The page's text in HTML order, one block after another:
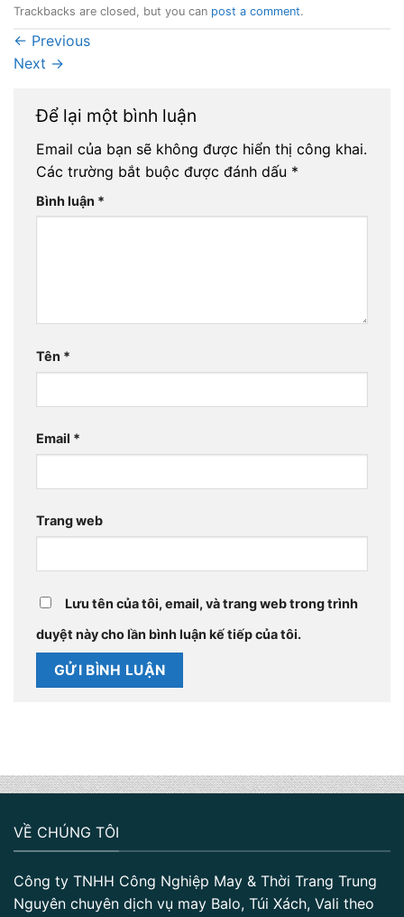
Trackbacks are closed, but you can post a comment.
← Previous
Next →
Để lại một bình luận
Email của bạn sẽ không được hiển thị công khai.
Các trường bắt buộc được đánh dấu *
Bình luận *
Tên *
Email *
Trang web
Lưu tên của tôi, email, và trang web trong trình
duyệt này cho lần bình luận kế tiếp của tôi.
VỀ CHÚNG TÔI
Công ty TNHH Công Nghiệp May & Thời Trang Trung
Nguyên chuyên dịch vụ may Balo, Túi Xách, Vali theo